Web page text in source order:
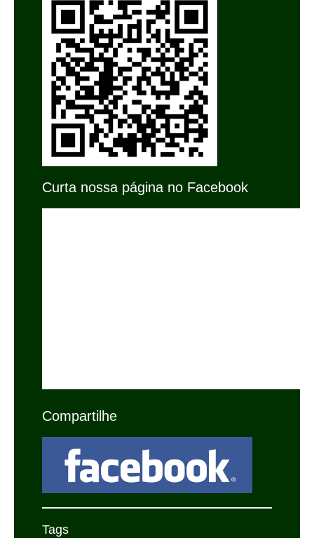
Curta nossa página no Facebook
Compartilhe
Tags